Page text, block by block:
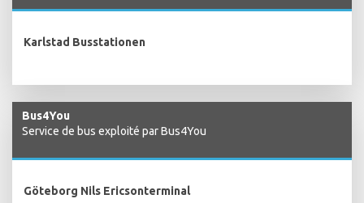
Karlstad Busstationen
Bus4You
Service de bus exploité par Bus4You
Göteborg Nils Ericsonterminal